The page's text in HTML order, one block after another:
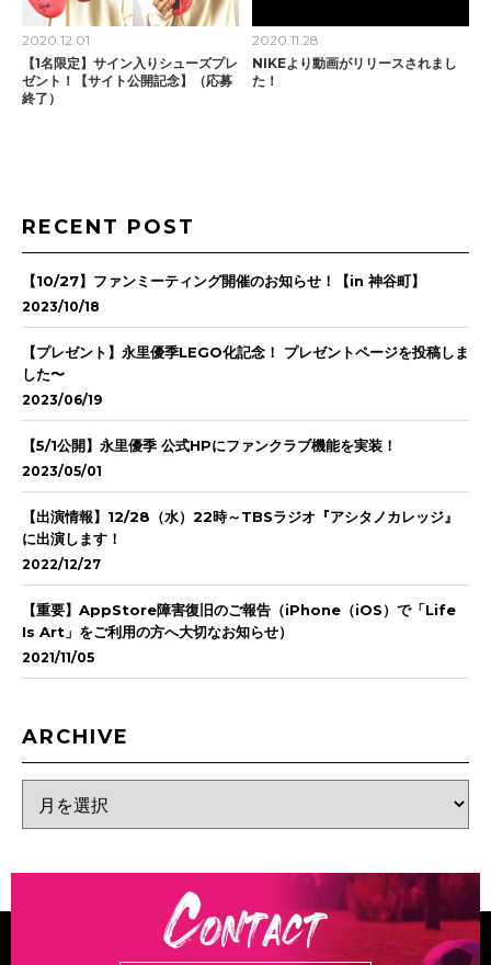
2020.12.01
【1名限定】サイン入りシューズプレ
ゼント！【サイト公開記念】（応募
終了）
2020.11.28
NIKEより動画がリリースされまし
た！
RECENT POST
【10/27】ファンミーティング開催のお知らせ！【in 神谷町】
2023/10/18
【プレゼント】永里優季LEGO化記念！ プレゼントページを投稿しま
した〜
2023/06/19
【5/1公開】永里優季 公式HPにファンクラブ機能を実装！
2023/05/01
【出演情報】12/28（水）22時～TBSラジオ『アシタノカレッジ』
に出演します！
2022/12/27
【重要】AppStore障害復旧のご報告（iPhone（iOS）で「Life
Is Art」をご利用の方へ大切なお知らせ）
2021/11/05
ARCHIVE